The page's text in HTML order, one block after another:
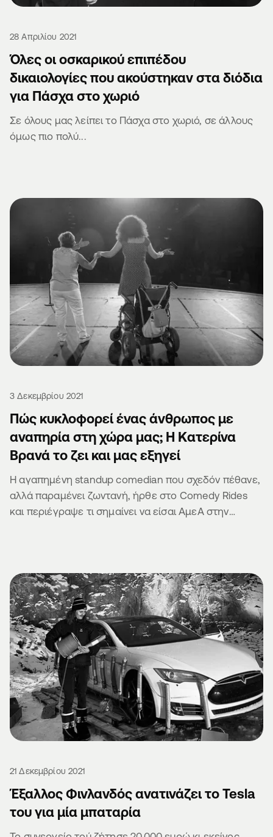
28 Απριλίου 2021
Όλες οι οσκαρικού επιπέδου
δικαιολογίες που ακούστηκαν στα διόδια
για Πάσχα στο χωριό
Σε όλους μας λείπει το Πάσχα στο χωριό, σε άλλους
όμως πιο πολύ...
3 Δεκεμβρίου 2021
Πώς κυκλοφορεί ένας άνθρωπος με
αναπηρία στη χώρα μας; Η Κατερίνα
Βρανά το ζει και μας εξηγεί
Η αγαπημένη standup comedian που σχεδόν πέθανε,
αλλά παραμένει ζωντανή, ήρθε στο Comedy Rides
και περιέγραψε τι σημαίνει να είσαι ΑμεΑ στην
21 Δεκεμβρίου 2021
Έξαλλος Φινλανδός ανατινάζει το Tesla
του για μία μπαταρία